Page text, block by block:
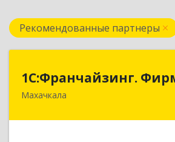
Рекомендованные партнеры
1С:Франчайзинг.
Махачкала
1С:Франчайзинг.
367030, Дагестан Респ,